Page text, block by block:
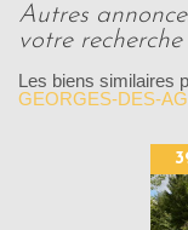
autres annonces immobilières correspondant à
votre recherche
Les biens similaires
GEORGES-DES-